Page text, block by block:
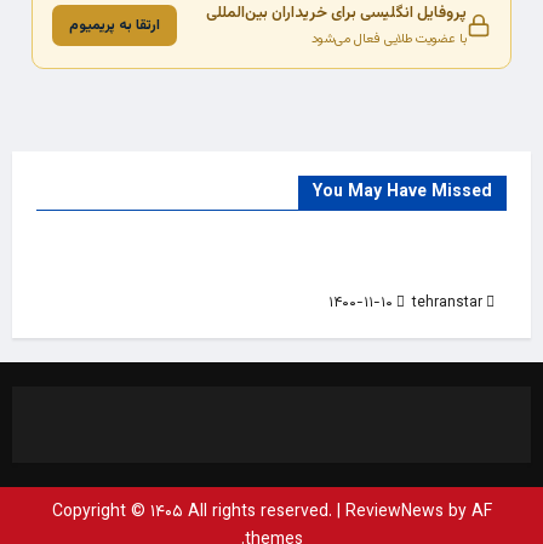
پروفایل انگلیسی برای خریداران بین‌المللی
با عضویت طلایی فعال می‌شود
ارتقا به پریمیوم
You May Have Missed
Countries
India
Trade Source
tehranstar
Copyright © ۱۴۰۵ All rights reserved. | ReviewNews by AF